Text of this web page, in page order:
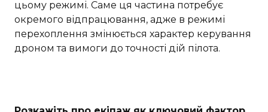
цьому режимі. Саме ця частина потребує
окремого відпрацювання, адже в режимі
перехоплення змінюється характер керування
дроном та вимоги до точності дій пілота.